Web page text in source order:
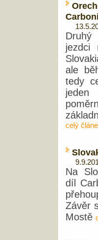
Druhý
jezdci
ale
tedy
jeden
celý
Na
díl
Závěr
Mostě